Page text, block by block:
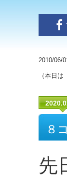
2010/06/
（本日は
８
先